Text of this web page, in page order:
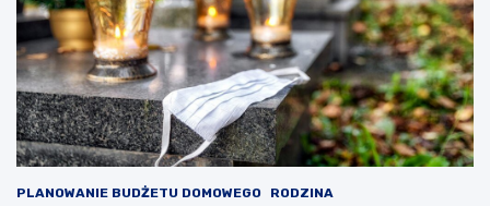
PLANOWANIE BUDŻETU DOMOWEGO RODZINA